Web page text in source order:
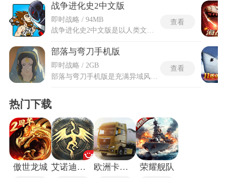
战争进化史2中文版
即时战略 / 94MB
查看
部落与弯刀手机版
即时战略 / 2GB
查看
热门下载
傲世龙城 艾诺迪亚3高爆版 欧洲卡车模拟器3最新版 荣耀舰队